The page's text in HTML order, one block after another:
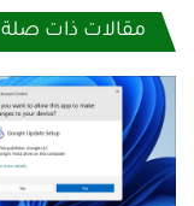
نظام
التشغيل
10
مقالات ذات صلة